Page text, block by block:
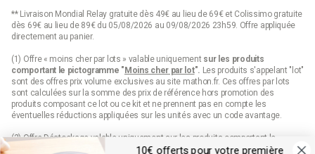
** Livraison Mondial Relay gratuite dès 49€ au lieu de 69€ et Colissimo gratuite
dès 69€ au lieu de 89€ du 05/08/2026 au 09/08/2026 23h59. Offre appliquée
directement au panier.
(1) Offre « moins cher par lots » valable uniquement sur les produits
comportant le pictogramme "Moins cher par lot". Les produits s'appelant "lot"
sont des offres prix volume exclusives au site mathon.fr. Ces offres par lots
sont calculées sur la somme des prix de référence hors promotion des
produits composant ce lot ou ce kit et ne prennent pas en compte les
éventuelles réductions appliquées sur les unités avec un code avantage.
(2) Offre Déstockage valable uniquement sur les produits comportant le
pictogramme "Déstockage" jusqu'à épuisement définitif de leur stock.
10€ offerts pour votre première